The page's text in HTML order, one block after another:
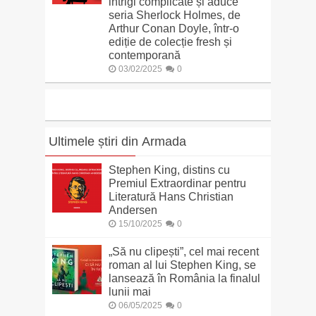
seria Sherlock Holmes, de
Arthur Conan Doyle, într-o
ediție de colecție fresh și
contemporană
03/02/2025 0
Ultimele știri din Armada
Stephen King, distins cu
Premiul Extraordinar pentru
Literatură Hans Christian
Andersen
15/10/2025 0
„Să nu clipești”, cel mai recent
roman al lui Stephen King, se
lansează în România la finalul
lunii mai
06/05/2025 0